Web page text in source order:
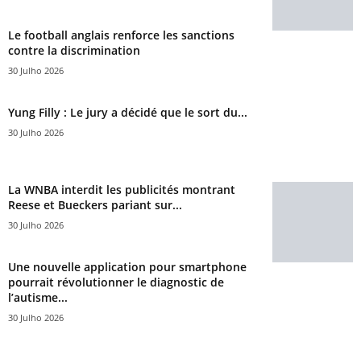
Le football anglais renforce les sanctions
contre la discrimination
30 Julho 2026
Yung Filly : Le jury a décidé que le sort du...
30 Julho 2026
La WNBA interdit les publicités montrant
Reese et Bueckers pariant sur...
30 Julho 2026
Une nouvelle application pour smartphone
pourrait révolutionner le diagnostic de
l’autisme...
30 Julho 2026